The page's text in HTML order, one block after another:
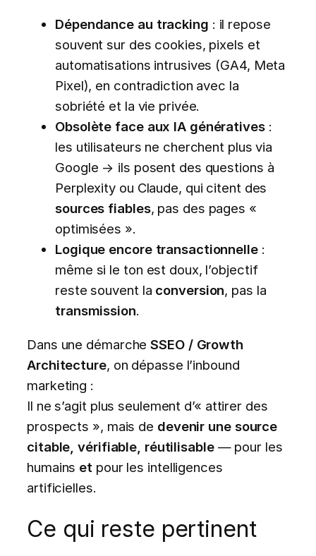
Dépendance au tracking : il repose
souvent sur des cookies, pixels et
automatisations intrusives (GA4, Meta
Pixel), en contradiction avec la
sobriété et la vie privée.
Obsolète face aux IA génératives:
les utilisateurs ne cherchent plus via
Google → ils posent des questions à
Perplexity ou Claude, qui citent des
sources fiables, pas des pages «
optimisées ».
Logique encore transactionnelle:
même si le ton est doux, l’objectif
reste souvent la conversion, pas la
transmission.
Dans une démarcheSSEO / Growth
Architecture, on dépasse l’inbound
marketing :
Il ne s’agit plus seulement d’« attirer des
prospects », mais de devenir une source
citable, vérifiable, réutilisable— pour les
humains et pour les intelligences
artificielles.
Ce qui reste pertinent